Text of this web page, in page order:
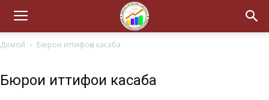
Домой Бюрои иттифоқи касаба
Бюрои иттифоқи касаба